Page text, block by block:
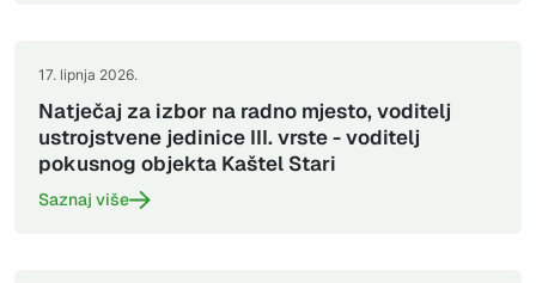
17. lipnja 2026.
Natječaj za izbor na radno mjesto, voditelj
ustrojstvene jedinice III. vrste - voditelj
pokusnog objekta Kaštel Stari
Saznaj više